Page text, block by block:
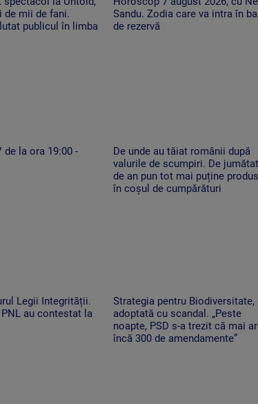
de mii de fani.
publicul în limba
Sandu. Zodia care va intra în
de rezervă
de la ora 19:00 -
De unde au tăiat românii după
valurile de scumpiri. De
de an pun tot mai puține
în coșul de cumpărături
Legii Integrității.
PNL au contestat la
Strategia pentru Biodiversitate,
adoptată cu scandal. „Peste
noapte, PSD s-a trezit că mai
încă 300 de amendamente”